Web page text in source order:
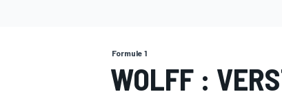
Formule 1
WOLFF :